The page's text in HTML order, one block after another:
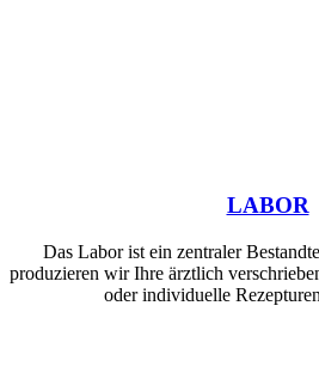
LABOR
Das Labor ist ein zentraler
produzieren wir Ihre ärztlich
oder individuelle